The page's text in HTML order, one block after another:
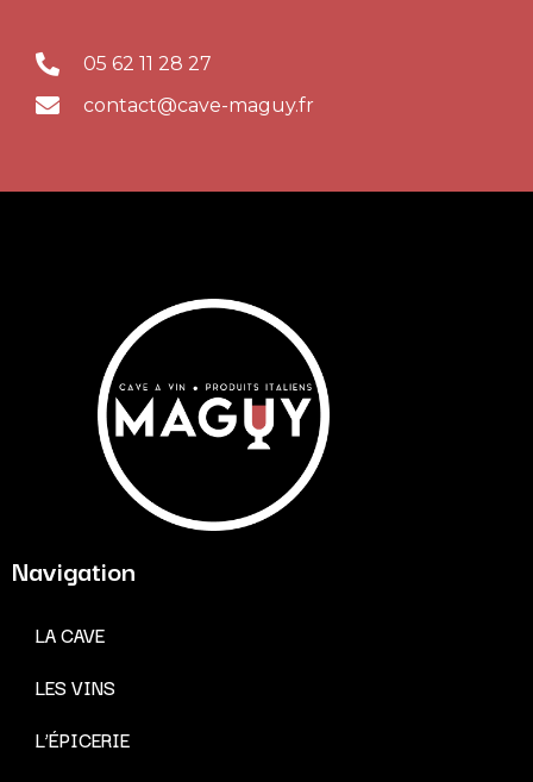
05 62 11 28 27
contact@cave-maguy.fr
Navigation
LA CAVE
LES VINS
L’ÉPICERIE